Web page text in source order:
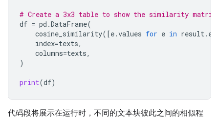
# Create a 3x3 table to show the similarity matrix
df = pd .DataFrame(
cosine_similarity([e.values for e in result.
index=texts,
columns=texts,
)
print(df)
代码段将展示在运行时，不同的文本块彼此之间的相似程